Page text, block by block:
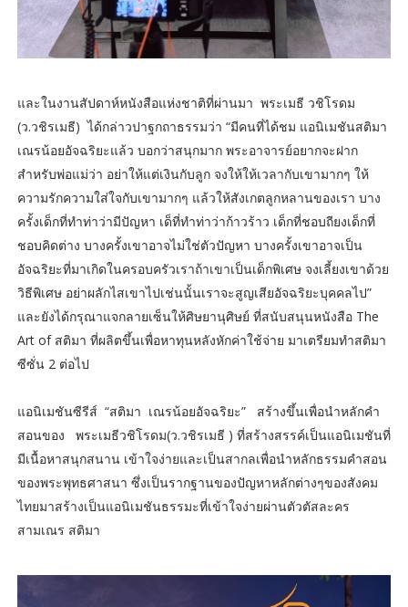
และในงานสัปดาห์หนังสือแห่งชาติที่ผ่านมา พระเมธี วชิโรดม
(ว.วชิรเมธี) ได้กล่าวปาฐกถาธรรมว่า “มีคนที่ได้ชม แอนิเมชันสติมา
เณรน้อยอัจฉริยะแล้ว บอกว่าสนุกมาก พระอาจารย์อยากจะฝาก
สำหรับพ่อแม่ว่า อย่าให้แต่เงินกับลูก จงให้ให้เวลากับเขามากๆ ให้
ความรักความใส่ใจกับเขามากๆ แล้วให้สังเกตลูกหลานของเรา บาง
ครั้งเด็กที่ทำท่าว่ามีปัญหา เด็ที่ทำท่าว่าก้าวร้าว เด็กที่ชอบถียงเด็กที่
ชอบคิดต่าง บางครั้งเขาอาจไม่ใช่ตัวปัญหา บางครั้งเขาอาจเป็น
อัจฉริยะที่มาเกิดในครอบครัวเราถ้าเขาเป็นเด็กพิเศษ จงเลี้ยงเขาด้วย
วิธีพิเศษ อย่าผลักไสเขาไปเช่นนั้นเราจะสูญเสียอัจฉริยะบุคคลไป”
และยังได้กรุณาแจกลายเซ็นให้ศิษยานุศิษย์ ที่สนับสนุนหนังสือ The
Art of สติมา ที่ผลิตขึ้นเพื่อหาทุนหลังหักค่าใช้จ่าย มาเตรียมทำสติมา
ซีซั่น 2 ต่อไป
แอนิเมชันซีรีส์ “สติมา เณรน้อยอัจฉริยะ” สร้างขึ้นเพื่อนำหลักคำ
สอนของ พระเมธีวชิโรดม(ว.วชิรเมธี ) ที่สร้างสรรค์เป็นแอนิเมชันที่
มีเนื้อหาสนุกสนาน เข้าใจง่ายและเป็นสากลเพื่อนำหลักธรรมคำสอน
ของพระพุทธศาสนา ซึ่งเป็นรากฐานของปัญหาหลักต่างๆของสังคม
ไทยมาสร้างเป็นแอนิเมชันธรรมะที่เข้าใจง่ายผ่านตัวตัสละคร
สามเณร สติมา